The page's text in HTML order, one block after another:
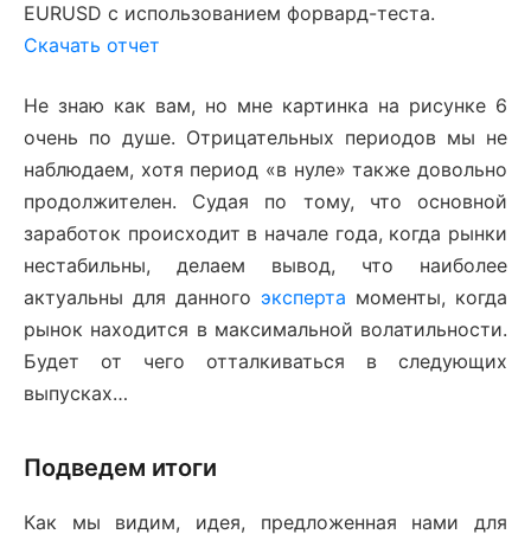
EURUSD с использованием форвард-теста.
Скачать отчет
Не знаю как вам, но мне картинка на рисунке 6
очень по душе. Отрицательных периодов мы не
наблюдаем, хотя период «в нуле» также довольно
продолжителен. Судая по тому, что основной
заработок происходит в начале года, когда рынки
нестабильны, делаем вывод, что наиболее
актуальны для данного эксперта моменты, когда
рынок находится в максимальной волатильности.
Будет от чего отталкиваться в следующих
выпусках…
Подведем итоги
Как мы видим, идея, предложенная нами для